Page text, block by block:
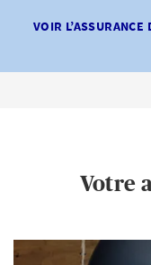
VOIR
Votre